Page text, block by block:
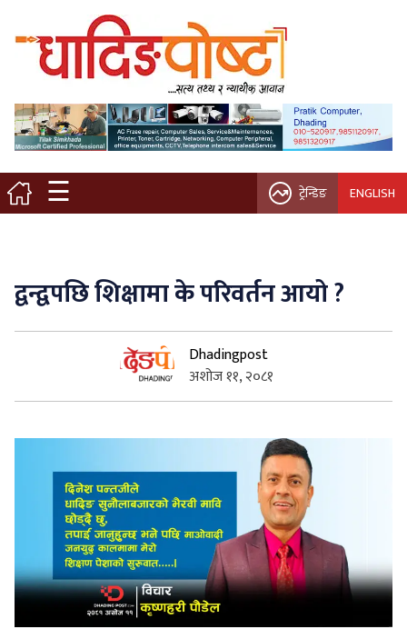
☰
मुख्य पृष्ठ
स्थानीय समाचार
विचार / ब्लग
नगर/गाउँ पालिका
कृषि/सहकारी
प्रवास
सुचनाहरु
ट्रेन्डिङ ENGLISH
द्वन्द्वपछि शिक्षामा के परिवर्तन आयो ?
Dhadingpost
अशोज ११, २०८१